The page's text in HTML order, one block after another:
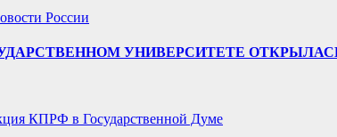
России
УНИВЕРСИТЕТЕ
КПРФ в Государственной Думе